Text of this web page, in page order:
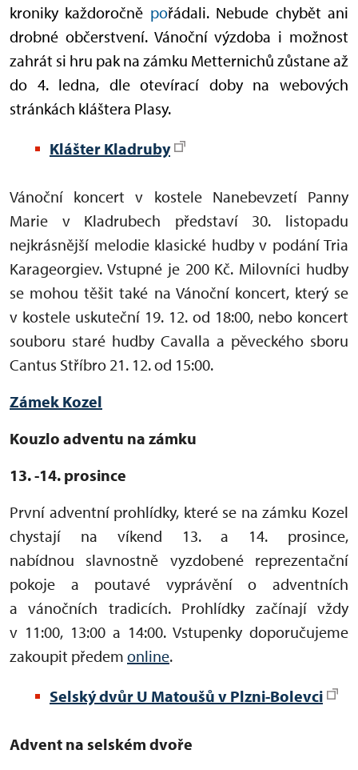
kroniky každoročně pořádali. Nebude chybět ani
drobné občerstvení. Vánoční výzdoba i možnost
zahrát si hru pak na zámku Metternichů zůstane až
do 4. ledna, dle otevírací doby na webových
stránkách kláštera Plasy.
Klášter Kladruby
Vánoční koncert v kostele Nanebevzetí Panny
Marie v Kladrubech představí 30. listopadu
nejkrásnější melodie klasické hudby v podání Tria
Karageorgiev. Vstupné je 200 Kč. Milovníci hudby
se mohou těšit také na Vánoční koncert, který se
v kostele uskuteční 19. 12. od 18:00, nebo koncert
souboru staré hudby Cavalla a pěveckého sboru
Cantus Stříbro 21. 12. od 15:00.
Zámek Kozel
Kouzlo adventu na zámku
13. -14. prosince
První adventní prohlídky, které se na zámku Kozel
chystají na víkend 13. a 14. prosince,
nabídnou slavnostně vyzdobené reprezentační
pokoje a poutavé vyprávění o adventních
a vánočních tradicích. Prohlídky začínají vždy
v 11:00, 13:00 a 14:00. Vstupenky doporučujeme
zakoupit předem online.
Selský dvůr U Matoušů v Plzni-Bolevci
Advent na selském dvoře